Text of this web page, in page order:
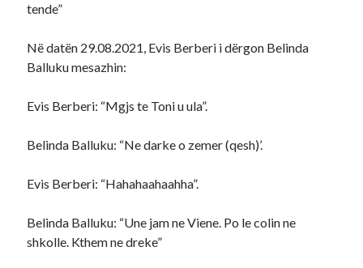
tende”
Në datën 29.08.2021, Evis Berberi i dërgon Belinda
Balluku mesazhin:
Evis Berberi: “Mgjs te Toni u ula”.
Belinda Balluku: “Ne darke o zemer (qesh)’.
Evis Berberi: “Hahahaahaahha”.
Belinda Balluku: “Une jam ne Viene. Po le colin ne
shkolle. Kthem ne dreke”